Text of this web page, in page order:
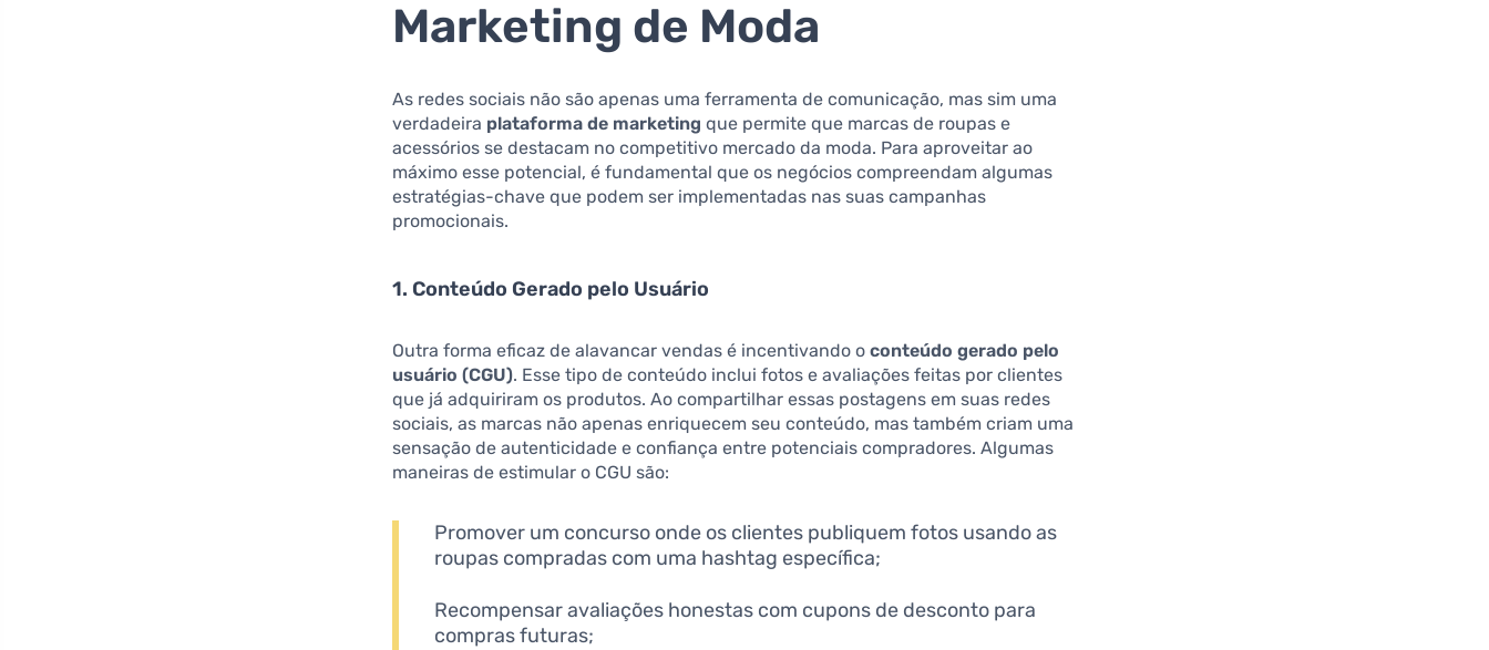
Marketing de Moda
As redes sociais não são apenas uma ferramenta de comunicação, mas sim uma
verdadeira plataforma de marketing que permite que marcas de roupas e
acessórios se destacam no competitivo mercado da moda. Para aproveitar ao
máximo esse potencial, é fundamental que os negócios compreendam algumas
estratégias-chave que podem ser implementadas nas suas campanhas
promocionais.
1. Conteúdo Gerado pelo Usuário
Outra forma eficaz de alavancar vendas é incentivando oconteúdo gerado pelo
usuário (CGU). Esse tipo de conteúdo inclui fotos e avaliações feitas por clientes
que já adquiriram os produtos. Ao compartilhar essas postagens em suas redes
sociais, as marcas não apenas enriquecem seu conteúdo, mas também criam uma
sensação de autenticidade e confiança entre potenciais compradores. Algumas
maneiras de estimular o CGU são:
Promover um concurso onde os clientes publiquem fotos usando as
roupas compradas com uma hashtag específica;
Recompensar avaliações honestas com cupons de desconto para
compras futuras;